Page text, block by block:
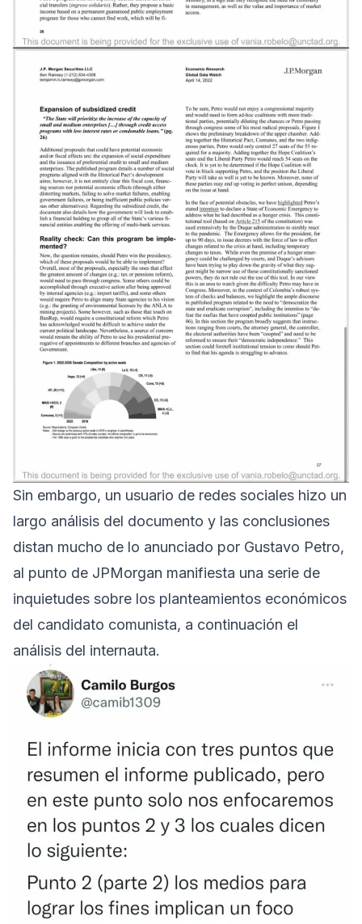
Sin embargo, un usuario de redes sociales hizo un
largo análisis del documento y las conclusiones
distan mucho de lo anunciado por Gustavo Petro,
al punto de JPMorgan manifiesta una serie de
inquietudes sobre los planteamientos económicos
del candidato comunista, a continuación el
análisis del internauta.